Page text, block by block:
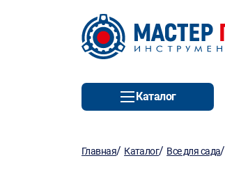
Каталог
Главная/ Каталог/ Все для сада/